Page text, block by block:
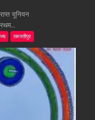
यूनियन
समस्तीपुर